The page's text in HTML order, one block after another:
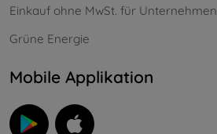
Einkauf ohne MwSt. für Unternehmen
Grüne Energie
Mobile Applikation